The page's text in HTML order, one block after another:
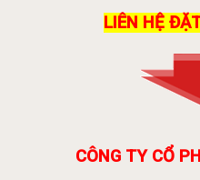
LIÊN HỆ
CÔNG TY CỔ